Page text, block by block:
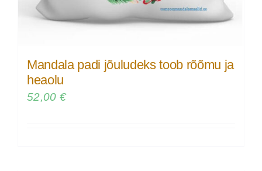
Mandala padi jõuludeks toob rõõmu ja
heaolu
52,00 €